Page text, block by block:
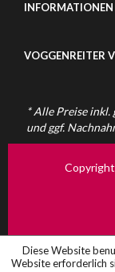
INFORMATIONEN
VOGGENREITER
* Alle Preise inkl.
und ggf.
Diese Website
Website erforderlich